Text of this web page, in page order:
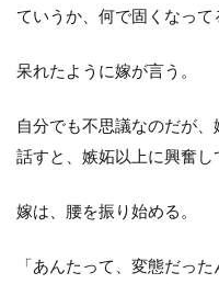
ていうか、何で固くなって
呆れたように嫁が言う。
自分でも不思議なのだが
話すと、嫉妬以上に興奮し
嫁は、腰を振り始める。
「あんたって、変態だっ